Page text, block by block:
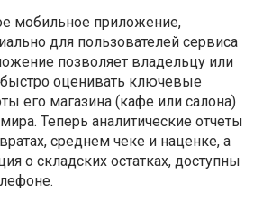
мобильное приложение,
для пользователей сервиса
позволяет владельцу или
оценивать ключевые
его магазина (кафе или салона)
Теперь аналитические отчеты
среднем чеке и наценке, а
о складских остатках, доступны